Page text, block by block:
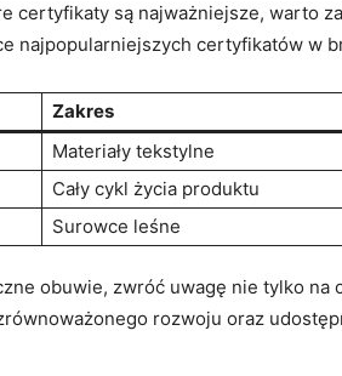
certyfikaty są najważniejsze, warto
najpopularniejszych certyfikatów w
Zakres
Materiały tekstylne
Cały cykl życia produktu
Surowce leśne
obuwie, zwróć uwagę nie tylko
rozwoju oraz